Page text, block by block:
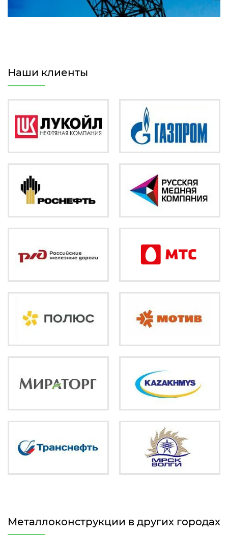
Наши клиенты
Металлоконструкции в других городах